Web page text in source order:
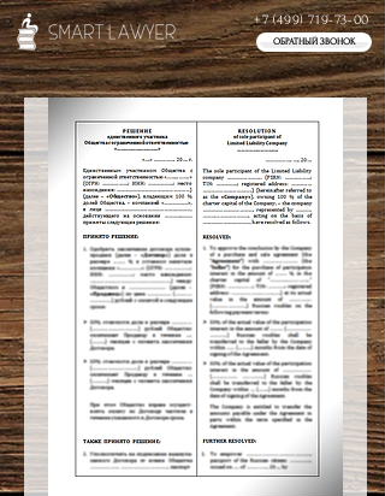
+7 (499) 719-73-00
ОБРАТНЫЙ ЗВОНОК